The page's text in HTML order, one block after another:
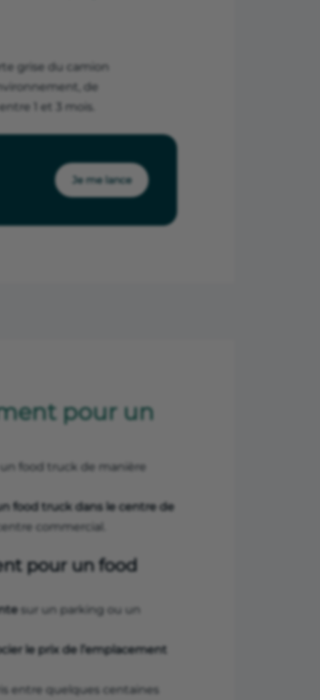
grise du camion
de
1 et 3 mois.
Je me lance
pour un
food truck de manière
food truck dans le centre de
commercial.
pour un food
sur un parking ou un
le prix de l’emplacement
entre quelques centaines